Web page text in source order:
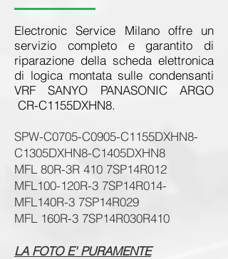
Electronic Service Milano offre un
servizio completo e garantito di
riparazione della scheda elettronica
di logica montata sulle condensanti
VRF SANYO PANASONIC ARGO
CR-C1155DXHN8.
SPW-C0705-C0905-C1155DXHN8-
C1305DXHN8-C1405DXHN8
MFL 80R-3R 410 7SP14R012
MFL100-120R-3 7SP14R014-
MFL140R-3 7SP14R029
MFL 160R-3 7SP14R030R410
LA FOTO E' PURAMENTE